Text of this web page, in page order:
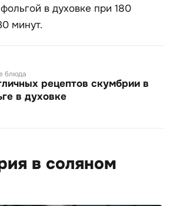
в духовке при 180
минут.
блюда
рецептов скумбрии в
в духовке
в соляном